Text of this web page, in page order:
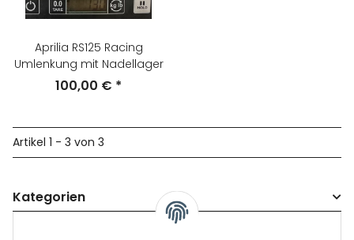
Aprilia RS125 Racing
Umlenkung mit Nadellager
100,00 € *
Artikel 1 - 3 von 3
Kategorien